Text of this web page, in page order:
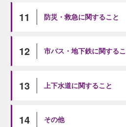
11 防災・救急に関すること
12 市バス・地下鉄に関する
13 上下水道に関すること
14 その他